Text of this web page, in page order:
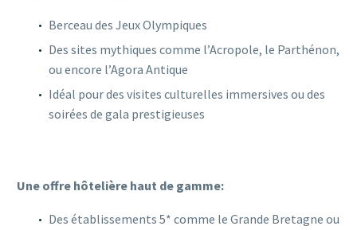
Berceau des Jeux Olympiques
Des sites mythiques comme l’Acropole, le Parthénon,
ou encore l’Agora Antique
Idéal pour des visites culturelles immersives ou des
soirées de gala prestigieuses
Une offre hôtelière haut de gamme:
Des établissements 5* comme le Grande Bretagne ou